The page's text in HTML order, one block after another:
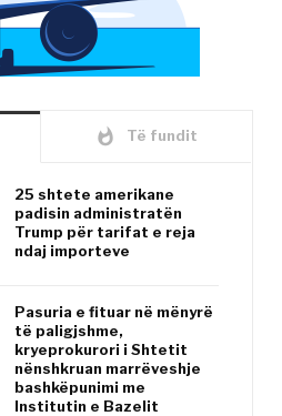
whatshot Të fundit
25 shtete amerikane
padisin administratën
Trump për tarifat e reja
ndaj importeve
Pasuria e fituar në mënyrë
të paligjshme,
kryeprokurori i Shtetit
nënshkruan marrëveshje
bashkëpunimi me
Institutin e Bazelit